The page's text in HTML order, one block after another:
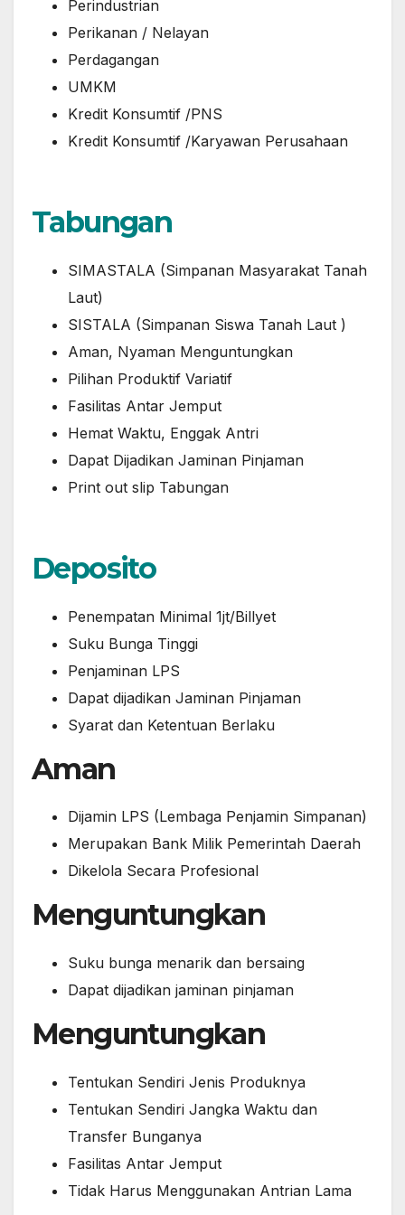
Perindustrian
Perikanan / Nelayan
Perdagangan
UMKM
Kredit Konsumtif /PNS
Kredit Konsumtif /Karyawan Perusahaan
Tabungan
SIMASTALA (Simpanan Masyarakat Tanah
Laut)
SISTALA (Simpanan Siswa Tanah Laut )
Aman, Nyaman Menguntungkan
Pilihan Produktif Variatif
Fasilitas Antar Jemput
Hemat Waktu, Enggak Antri
Dapat Dijadikan Jaminan Pinjaman
Print out slip Tabungan
Deposito
Penempatan Minimal 1jt/Billyet
Suku Bunga Tinggi
Penjaminan LPS
Dapat dijadikan Jaminan Pinjaman
Syarat dan Ketentuan Berlaku
Aman
Dijamin LPS (Lembaga Penjamin Simpanan)
Merupakan Bank Milik Pemerintah Daerah
Dikelola Secara Profesional
Menguntungkan
Suku bunga menarik dan bersaing
Dapat dijadikan jaminan pinjaman
Menguntungkan
Tentukan Sendiri Jenis Produknya
Tentukan Sendiri Jangka Waktu dan
Transfer Bunganya
Fasilitas Antar Jemput
Tidak Harus Menggunakan Antrian Lama